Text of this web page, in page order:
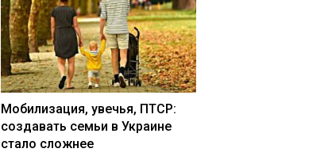
Мобилизация, увечья, ПТСР:
создавать семьи в Украине
стало сложнее